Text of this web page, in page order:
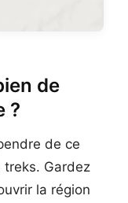
de
?
de ce
treks. Gardez
la région